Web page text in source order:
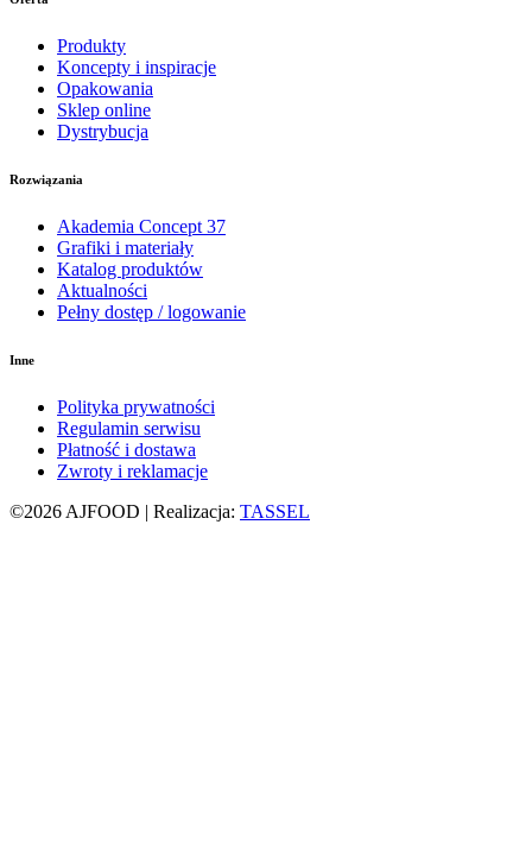
Produkty
Koncepty i inspiracje
Opakowania
Sklep online
Dystrybucja
Rozwiązania
Akademia Concept 37
Grafiki i materiały
Katalog produktów
Aktualności
Pełny dostęp / logowanie
Inne
Polityka prywatności
Regulamin serwisu
Płatność i dostawa
Zwroty i reklamacje
©2026 AJFOOD | Realizacja: TASSEL